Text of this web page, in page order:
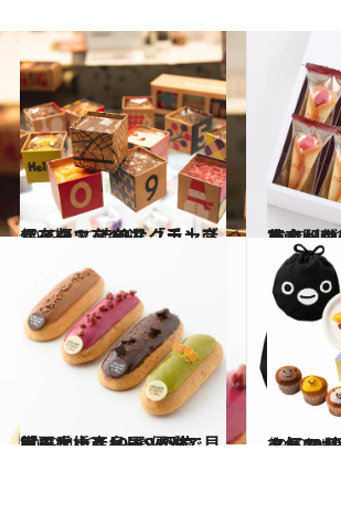
2019.11.24
保存版！ 渋谷スクランブルスクエア 旬な「手土産スイーツ」10選
ライフスタイル 東京駅グランスタに甘い革命が勃発！ 行列必至のスイーツ店が続々オープン
旅＆お
2019.4.17
「日本橋髙島屋S.C.本館」手土産10選 優雅で見目麗しいスイーツが充実！
グルメ 2019.8.2
人気のお土産スイーツベスト
旅＆お